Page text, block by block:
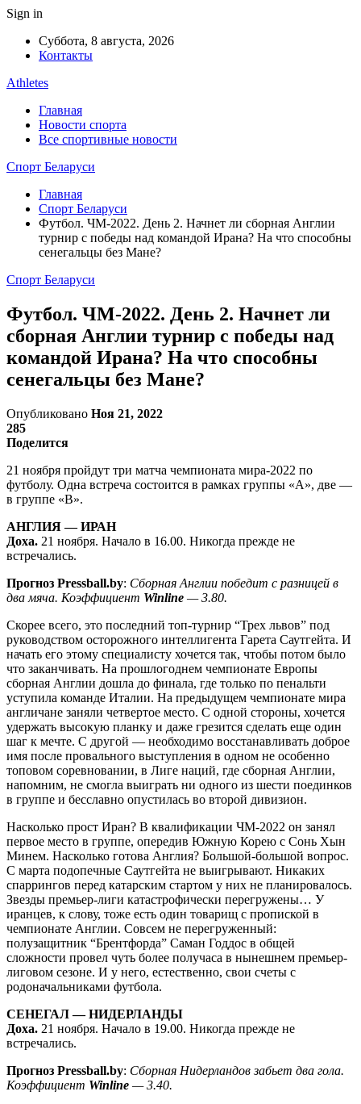
Sign in
Суббота, 8 августа, 2026
Контакты
Athletes
Главная
Новости спорта
Все спортивные новости
Спорт Беларуси
Главная
Спорт Беларуси
Футбол. ЧМ-2022. День 2. Начнет ли сборная Англии
турнир с победы над командой Ирана? На что способны
сенегальцы без Мане?
Спорт Беларуси
Футбол. ЧМ-2022. День 2. Начнет ли
сборная Англии турнир с победы над
командой Ирана? На что способны
сенегальцы без Мане?
Опубликовано Ноя 21, 2022
285
Поделится
21 ноября пройдут три матча чемпионата мира-2022 по
футболу. Одна встреча состоится в рамках группы «А», две —
в группе «В».
АНГЛИЯ — ИРАН
Доха. 21 ноября. Начало в 16.00. Никогда прежде не
встречались.
Прогноз Pressball.by: Сборная Англии победит с разницей в
два мяча. Коэффициент Winline — 3.80.
Скорее всего, это последний топ-турнир “Трех львов” под
руководством осторожного интеллигента Гарета Саутгейта. И
начать его этому специалисту хочется так, чтобы потом было
что заканчивать. На прошлогоднем чемпионате Европы
сборная Англии дошла до финала, где только по пенальти
уступила команде Италии. На предыдущем чемпионате мира
англичане заняли четвертое место. С одной стороны, хочется
удержать высокую планку и даже грезится сделать еще один
шаг к мечте. С другой — необходимо восстанавливать доброе
имя после провального выступления в одном не особенно
топовом соревновании, в Лиге наций, где сборная Англии,
напомним, не смогла выиграть ни одного из шести поединков
в группе и бесславно опустилась во второй дивизион.
Насколько прост Иран? В квалификации ЧМ-2022 он занял
первое место в группе, опередив Южную Корею с Сонь Хын
Минем. Насколько готова Англия? Большой-большой вопрос.
С марта подопечные Саутгейта не выигрывают. Никаких
спаррингов перед катарским стартом у них не планировалось.
Звезды премьер-лиги катастрофически перегружены… У
иранцев, к слову, тоже есть один товарищ с пропиской в
чемпионате Англии. Совсем не перегруженный:
полузащитник “Брентфорда” Саман Годдос в общей
сложности провел чуть более получаса в нынешнем премьер-
лиговом сезоне. И у него, естественно, свои счеты с
родоначальниками футбола.
СЕНЕГАЛ — НИДЕРЛАНДЫ
Доха. 21 ноября. Начало в 19.00. Никогда прежде не
встречались.
Прогноз Pressball.by: Сборная Нидерландов забьет два гола.
Коэффициент Winline — 3.40.